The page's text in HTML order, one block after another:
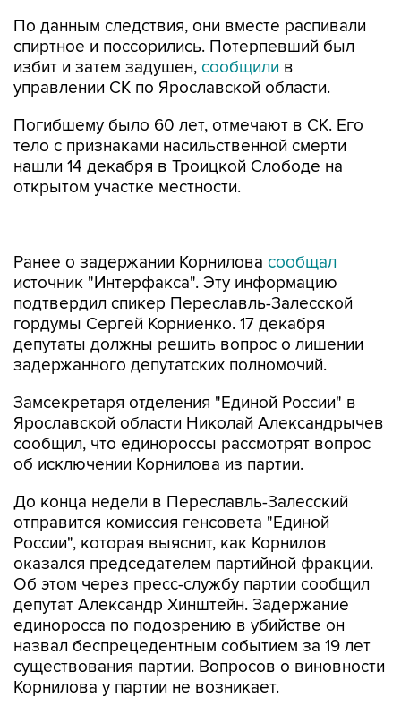
По данным следствия, они вместе распивали
спиртное и поссорились. Потерпевший был
избит и затем задушен, сообщили в
управлении СК по Ярославской области.
Погибшему было 60 лет, отмечают в СК. Его
тело с признаками насильственной смерти
нашли 14 декабря в Троицкой Слободе на
открытом участке местности.
подтвердил спикер Переславль-Залесской
гордумы Сергей Корниенко. 17 декабря
депутаты должны решить вопрос о лишении
задержанного депутатских полномочий.
Замсекретаря отделения "Единой России" в
сообщил, что единороссы рассмотрят вопрос
об исключении Корнилова из партии.
До конца недели в Переславль-Залесский
России", которая выяснит, как Корнилов
оказался председателем партийной фракции.
Об этом через пресс-службу партии сообщил
депутат Александр Хинштейн. Задержание
единоросса по подозрению в убийстве он
назвал беспрецедентным событием за 19 лет
существования партии. Вопросов о виновности
Корнилова у партии не возникает.
"Дело Корнилова" наносит огромный